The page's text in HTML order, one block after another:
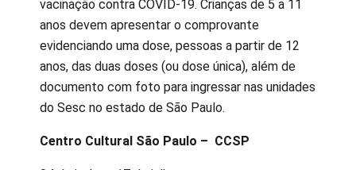
vacinação contra COVID-19. Crianças de 5 a 11
anos devem apresentar o comprovante
evidenciando uma dose, pessoas a partir de 12
anos, das duas doses (ou dose única), além de
documento com foto para ingressar nas unidades
do Sesc no estado de São Paulo.
Centro Cultural São Paulo – CCSP